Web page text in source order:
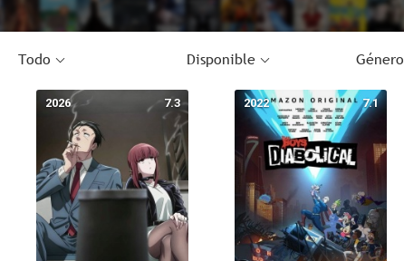
Todo Disponible Género
7.3
2026 7.1
2022